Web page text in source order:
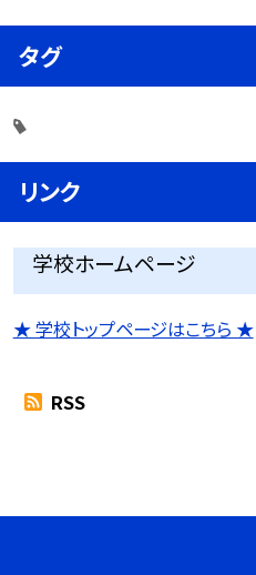
タグ
リンク
学校ホームページ
★ 学校トップページはこちら ★
RSS